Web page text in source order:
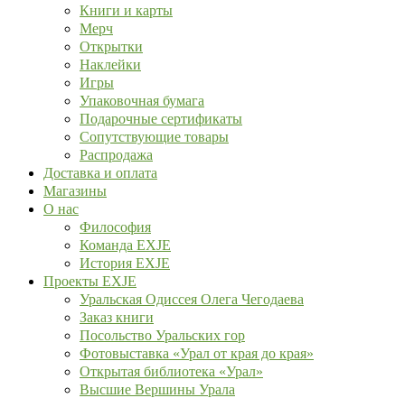
Книги и карты
Мерч
Открытки
Наклейки
Игры
Упаковочная бумага
Подарочные сертификаты
Сопутствующие товары
Распродажа
Доставка и оплата
Магазины
О нас
Философия
Команда EXJE
История EXJE
Проекты EXJE
Уральская Одиссея Олега Чегодаева
Заказ книги
Посольство Уральских гор
Фотовыставка «Урал от края до края»
Открытая библиотека «Урал»
Высшие Вершины Урала